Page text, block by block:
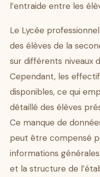
l’entraide entre les
Le Lycée
des élèves de la
sur différents niveaux
Cependant, les
disponibles, ce qui
détaillé des élèves
Ce manque de
peut être compensé
informations
et la structure de